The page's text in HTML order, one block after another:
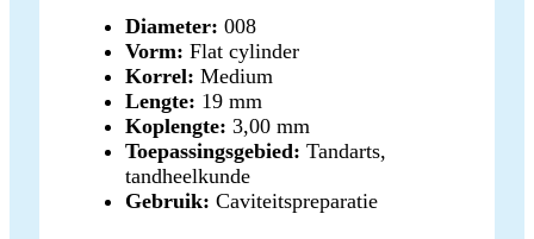
Diameter: 008
Vorm: Flat cylinder
Korrel: Medium
Lengte: 19 mm
Koplengte: 3,00 mm
Toepassingsgebied: Tandarts,
tandheelkunde
Gebruik: Caviteitspreparatie